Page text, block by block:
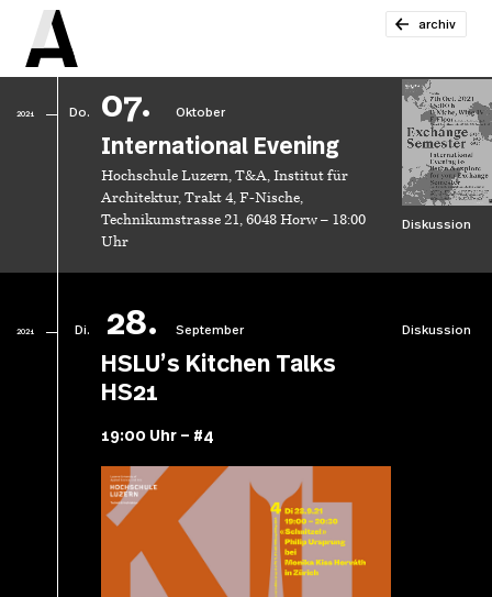
archiv
2021 Do. 07. Oktober
International Evening
Hochschule Luzern, T&A, Institut für
Architektur, Trakt 4, F-Nische,
Technikumstrasse 21, 6048 Horw – 18:00
Uhr
Diskussion
2021 Di. 28. September
HSLU’s Kitchen Talks
HS21
19:00 Uhr – #4
Diskussion